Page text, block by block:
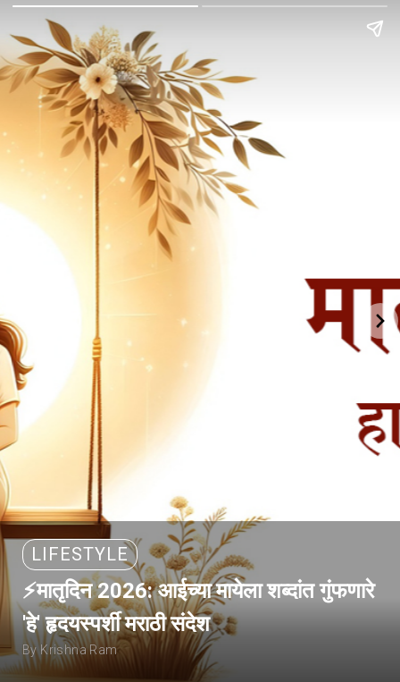
LIFESTYLE
⚡मातृदिन 2026: आईच्या मायेला शब्दांत गुंफणारे
'हे' हृदयस्पर्शी मराठी संदेश
By Krishna Ram